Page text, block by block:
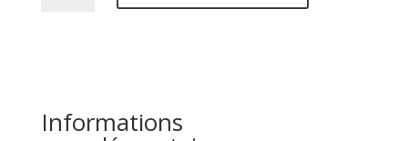
Informations